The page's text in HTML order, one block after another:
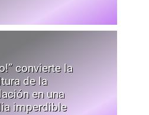
convierte la
de la
en una
imperdible